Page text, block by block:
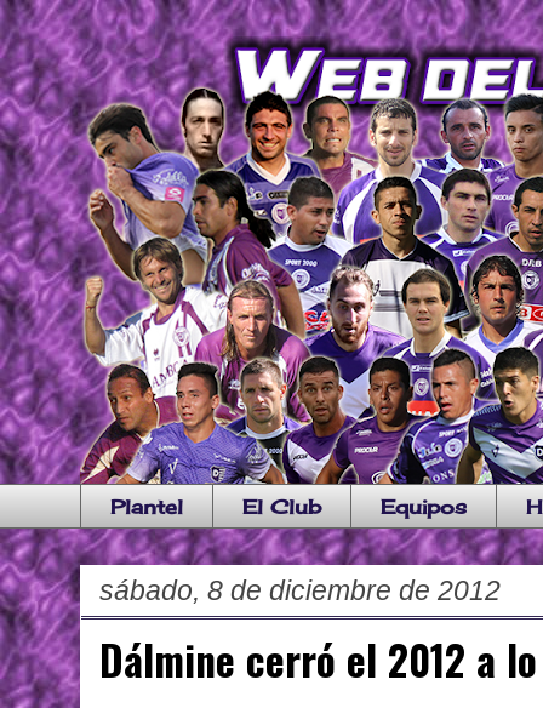
Plantel El Club Equipos
sábado, 8 de diciembre de 2012
Dálmine cerró el 2012 a